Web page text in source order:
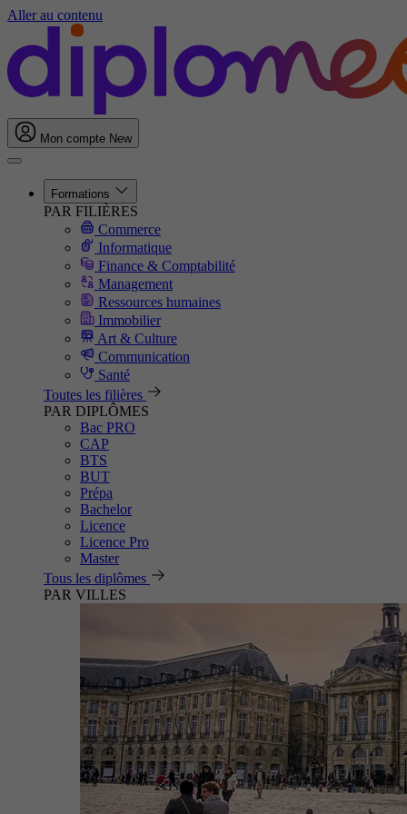
Aller au contenu
Mon compte New
Formations
PAR FILIÈRES
Commerce
Informatique
Finance & Comptabilité
Management
Ressources humaines
Immobilier
Art & Culture
Communication
Santé
Toutes les filières
PAR DIPLÔMES
Bac PRO
CAP
BTS
BUT
Prépa
Bachelor
Licence
Licence Pro
Master
Tous les diplômes
PAR VILLES